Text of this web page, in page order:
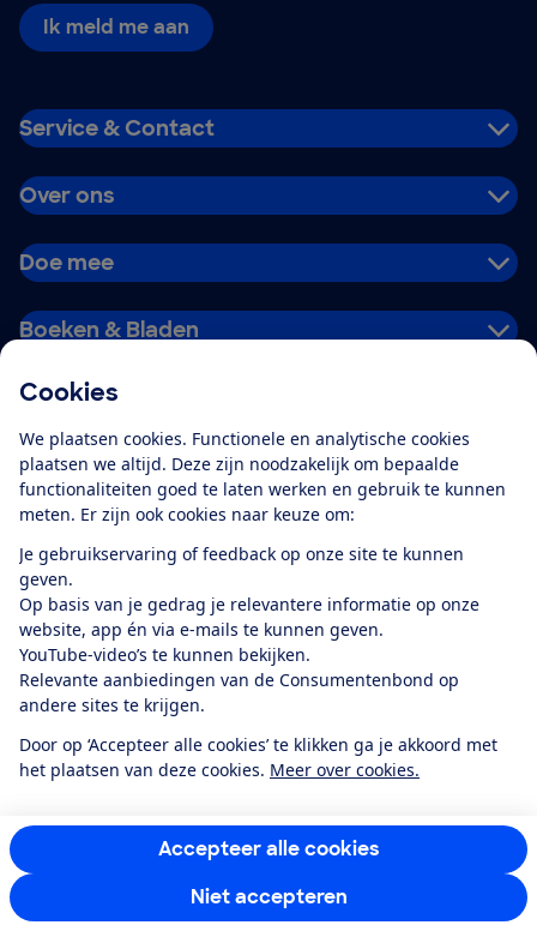
Cookies
We plaatsen cookies. Functionele en analytische cookies
plaatsen we altijd. Deze zijn noodzakelijk om bepaalde
functionaliteiten goed te laten werken en gebruik te kunnen
meten. Er zijn ook cookies naar keuze om:
Je gebruikservaring of feedback op onze site te kunnen
geven.
Op basis van je gedrag je relevantere informatie op onze
website, app én via e-mails te kunnen geven.
YouTube-video’s te kunnen bekijken.
Relevante aanbiedingen van de Consumentenbond op
andere sites te krijgen.
Door op ‘Accepteer alle cookies’ te klikken ga je akkoord met
het plaatsen van deze cookies. Meer over cookies.
Accepteer alle cookies
Niet accepteren
Ik meld me aan
Service & Contact
Over ons
Doe mee
Boeken & Bladen
Alles over de
app
Algemene Voorwaarden
Privacyverklaring
Cookiebeleid
Privacyvoorkeuren
Toegankelijkheid
RSS-feed nieuws
Facebook
TwitterInstagram
YoutubeLinkedIn
12.901consumentenbeoordelen de Consumentenbondmet gemiddeld